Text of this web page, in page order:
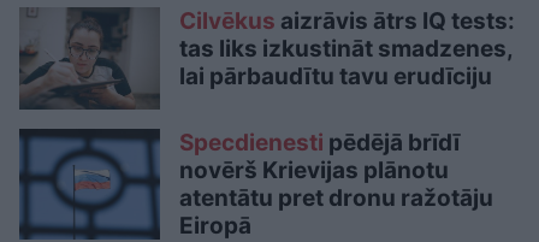
Cilvēkus aizrāvis ātrs IQ tests:
tas liks izkustināt smadzenes,
lai pārbaudītu tavu erudīciju
Specdienesti pēdējā brīdī
novērš Krievijas plānotu
atentātu pret dronu ražotāju
Eiropā